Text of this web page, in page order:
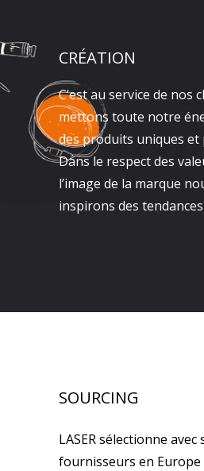
CRÉATION
C’est au service de nos
mettons toute notre
des produits uniques et
Dans le respect des
l’image de la marque
inspirons des
SOURCING
LASER sélectionne avec
fournisseurs en Europe